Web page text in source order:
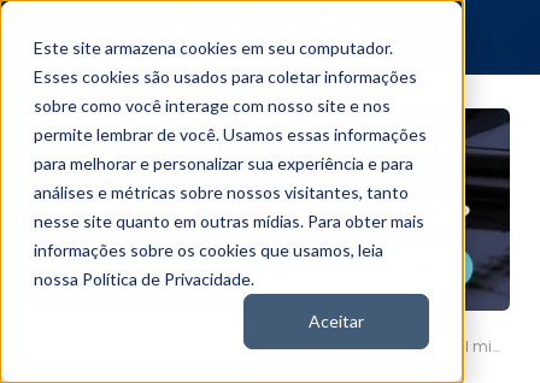
Este site armazena cookies em seu computador.
Esses cookies são usados para coletar informações
sobre como você interage com nosso site e nos
permite lembrar de você. Usamos essas informações
para melhorar e personalizar sua experiência e para
análises e métricas sobre nossos visitantes, tanto
nesse site quanto em outras mídias. Para obter mais
informações sobre os cookies que usamos, leia
nossa Política de Privacidade.
Aceitar
Americanas (AMER3) elimina dívida fiscal milionária; por que não recomendamos as ações?